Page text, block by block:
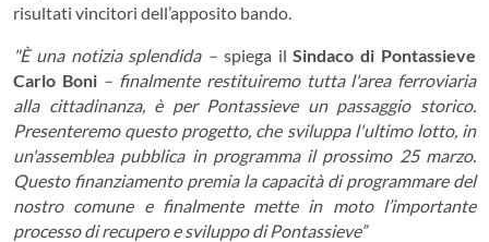
risultati vincitori dell’apposito bando.
"È una notizia splendida – spiega ilSindaco di Pontassieve
Carlo Boni– finalmente restituiremo tutta l'area ferroviaria
alla cittadinanza, è per Pontassieve un passaggio storico.
Presenteremo questo progetto, che sviluppa l'ultimo lotto, in
un'assemblea pubblica in programma il prossimo 25 marzo.
Questo finanziamento premia la capacità di programmare del
nostro comune e finalmente mette in moto l’importante
processo di recupero e sviluppo di Pontassieve”